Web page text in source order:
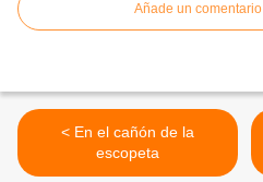
Añade un comentario
< En el cañón de la
escopeta